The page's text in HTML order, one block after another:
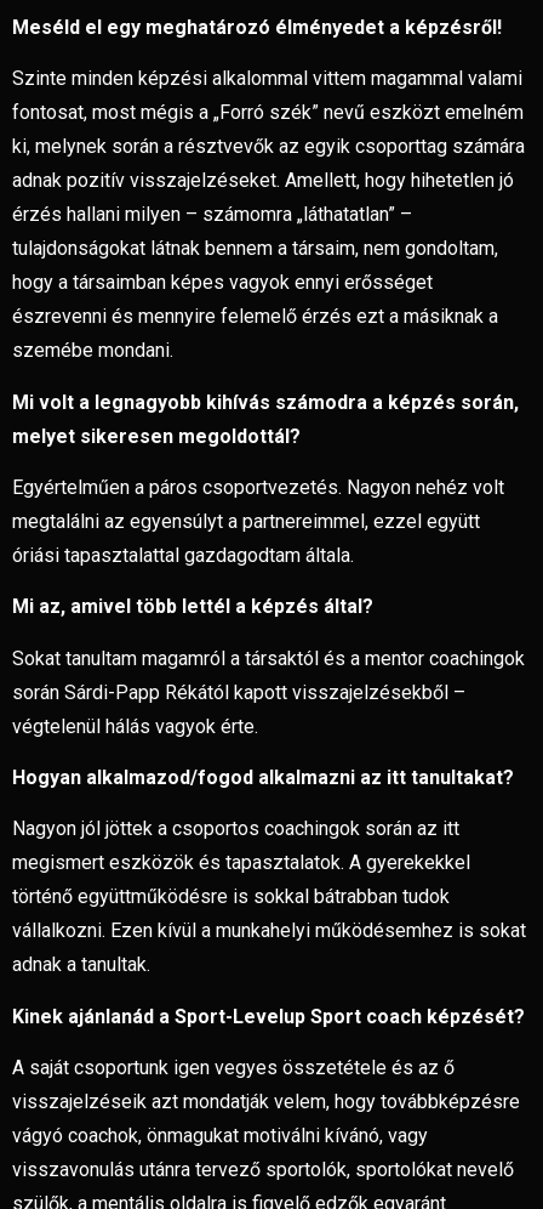
Meséld el egy meghatározó élményedet a képzésről!
Szinte minden képzési alkalommal vittem magammal valami
fontosat, most mégis a „Forró szék” nevű eszközt emelném
ki, melynek során a résztvevők az egyik csoporttag számára
adnak pozitív visszajelzéseket. Amellett, hogy hihetetlen jó
érzés hallani milyen – számomra „láthatatlan” –
tulajdonságokat látnak bennem a társaim, nem gondoltam,
hogy a társaimban képes vagyok ennyi erősséget
észrevenni és mennyire felemelő érzés ezt a másiknak a
szemébe mondani.
Mi volt a legnagyobb kihívás számodra a képzés során,
melyet sikeresen megoldottál?
Egyértelműen a páros csoportvezetés. Nagyon nehéz volt
megtalálni az egyensúlyt a partnereimmel, ezzel együtt
óriási tapasztalattal gazdagodtam általa.
Mi az, amivel több lettél a képzés által?
Sokat tanultam magamról a társaktól és a mentor coachingok
során Sárdi-Papp Rékától kapott visszajelzésekből –
végtelenül hálás vagyok érte.
Hogyan alkalmazod/fogod alkalmazni az itt tanultakat?
Nagyon jól jöttek a csoportos coachingok során az itt
megismert eszközök és tapasztalatok. A gyerekekkel
történő együttműködésre is sokkal bátrabban tudok
vállalkozni. Ezen kívül a munkahelyi működésemhez is sokat
adnak a tanultak.
Kinek ajánlanád a Sport-Levelup Sport coach képzését?
A saját csoportunk igen vegyes összetétele és az ő
visszajelzéseik azt mondatják velem, hogy továbbképzésre
vágyó coachok, önmagukat motiválni kívánó, vagy
visszavonulás utánra tervező sportolók, sportolókat nevelő
szülők, a mentális oldalra is figyelő edzők egyaránt